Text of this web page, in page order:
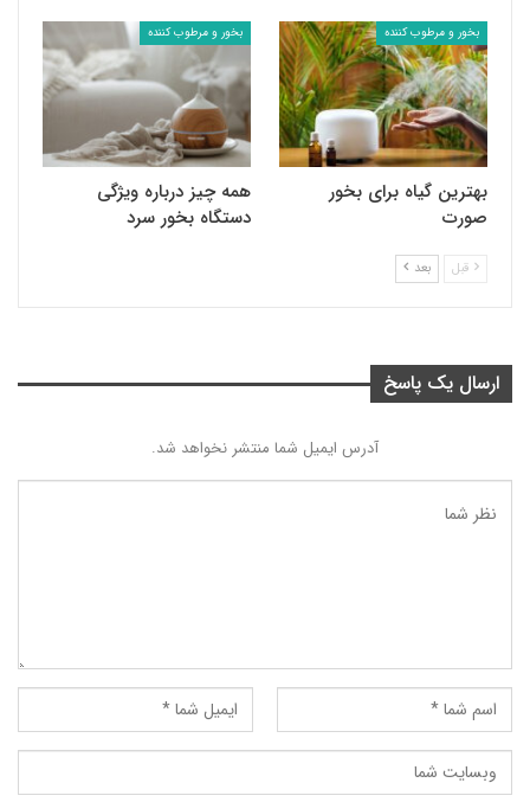
بخور و مرطوب کننده
بهترین گیاه برای بخور
صورت
بخور و مرطوب کننده
همه چیز درباره ویژگی
دستگاه بخور سرد
قبل بعد
ارسال یک پاسخ
آدرس ایمیل شما منتشر نخواهد شد.